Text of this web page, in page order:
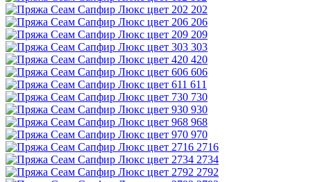
202
206
209
303
420
606
611
730
930
968
970
2716
2734
2792